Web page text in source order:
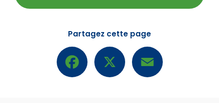
Partagez cette page
Facebook